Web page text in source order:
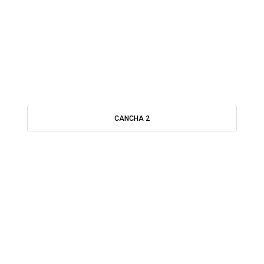
CANCHA 2